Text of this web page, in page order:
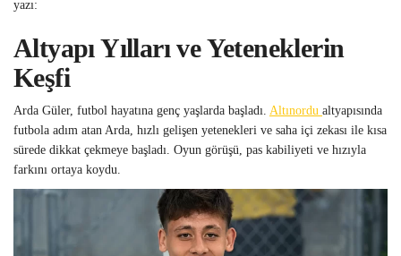
yazı:
Altyapı Yılları ve Yeteneklerin
Keşfi
Arda Güler, futbol hayatına genç yaşlarda başladı. Altınordu altyapısında
futbola adım atan Arda, hızlı gelişen yetenekleri ve saha içi zekası ile kısa
sürede dikkat çekmeye başladı. Oyun görüşü, pas kabiliyeti ve hızıyla
farkını ortaya koydu.